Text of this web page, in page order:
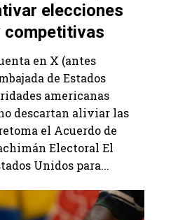
elecciones
competitivas
en X (antes
de Estados
americanas
descartan aliviar las
el Acuerdo de
Electoral El
Unidos para...